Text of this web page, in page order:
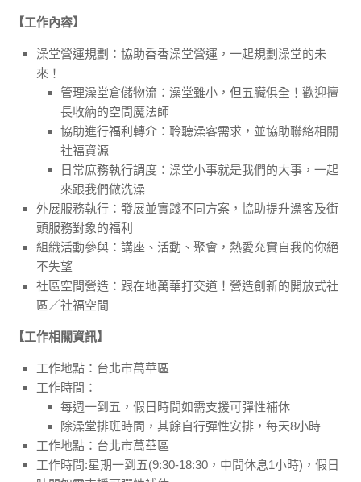
【工作內容】
澡堂營運規劃：協助香香澡堂營運，一起規劃澡堂的未
來！
管理澡堂倉儲物流：澡堂雖小，但五臟俱全！歡迎擅
長收納的空間魔法師
協助進行福利轉介：聆聽澡客需求，並協助聯絡相關
社福資源
日常庶務執行調度：澡堂小事就是我們的大事，一起
來跟我們做洗澡
外展服務執行：發展並實踐不同方案，協助提升澡客及街
頭服務對象的福利
組織活動參與：講座、活動、聚會，熱愛充實自我的你絕
不失望
社區空間營造：跟在地萬華打交道！營造創新的開放式社
區／社福空間
【工作相關資訊】
工作地點：台北市萬華區
工作時間：
每週一到五，假日時間如需支援可彈性補休
除澡堂排班時間，其餘自行彈性安排，每天8小時
工作地點：台北市萬華區
工作時間:星期一到五(9:30-18:30，中間休息1小時)，假日